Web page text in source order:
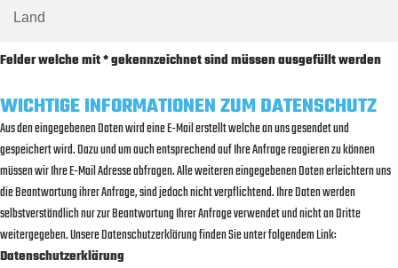
Felder welche mit * gekennzeichnet sind müssen ausgefüllt werden
WICHTIGE INFORMATIONEN ZUM DATENSCHUTZ
Aus den eingegebenen Daten wird eine E-Mail erstellt welche an uns gesendet und
gespeichert wird. Dazu und um auch entsprechend auf Ihre Anfrage reagieren zu können
müssen wir Ihre E-Mail Adresse abfragen. Alle weiteren eingegebenen Daten erleichtern uns
die Beantwortung ihrer Anfrage, sind jedoch nicht verpflichtend. Ihre Daten werden
selbstverständlich nur zur Beantwortung Ihrer Anfrage verwendet und nicht an Dritte
weitergegeben. Unsere Datenschutzerklärung finden Sie unter folgendem Link:
Datenschutzerklärung